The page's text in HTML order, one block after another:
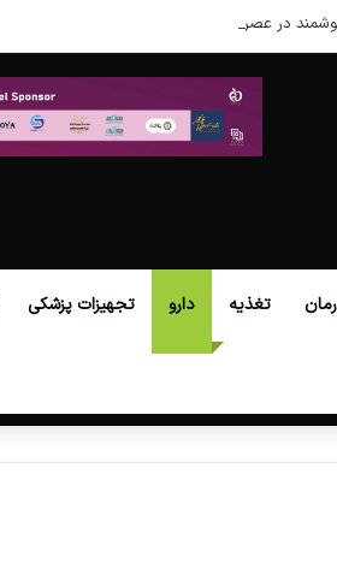
در عصر نوین
تغذیه دارو تجهیزات پزشکی